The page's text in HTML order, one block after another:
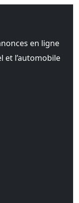
en ligne
et l’automobile